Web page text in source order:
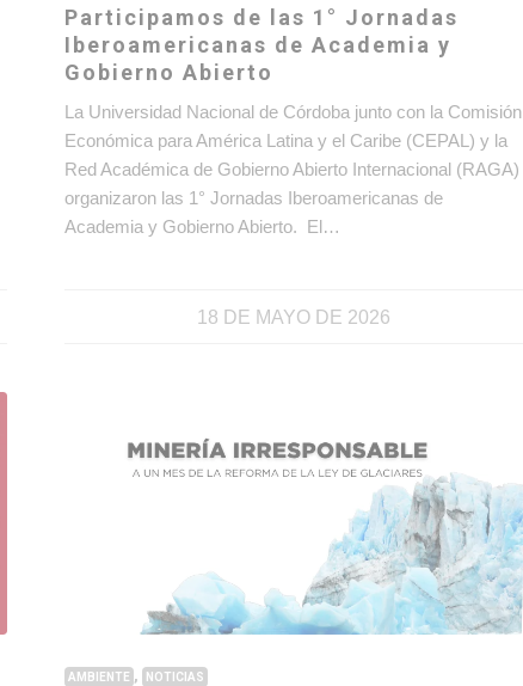
Participamos de las 1° Jornadas
Iberoamericanas de Academia y
Gobierno Abierto
La Universidad Nacional de Córdoba junto con la Comisión
Económica para América Latina y el Caribe (CEPAL) y la
Red Académica de Gobierno Abierto Internacional (RAGA)
organizaron las 1° Jornadas Iberoamericanas de
Academia y Gobierno Abierto. El…
18 DE MAYO DE 2026
AMBIENTE , NOTICIAS